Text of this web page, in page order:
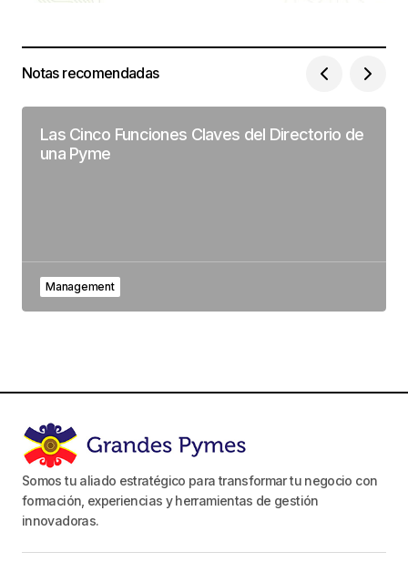
Notas recomendadas
Las Cinco Funciones Claves del Directorio de
una Pyme
Management
Somos tu aliado estratégico para transformar tu negocio con
formación, experiencias y herramientas de gestión
innovadoras.